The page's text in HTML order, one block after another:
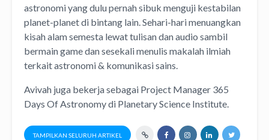
astronomiyang dulu pernah sibuk menguji kestabilan
planet-planet di bintang lain. Sehari-hari menuangkan
kisah alam semesta lewattulisandanaudio sambil
bermain game dan sesekali menulis makalah ilmiah
terkait astronomi & komunikasi sains.
Avivah juga bekerja sebagai Project Manager 365
Days Of Astronomydi Planetary Science Institute.
TAMPILKAN SELURUH ARTIKEL